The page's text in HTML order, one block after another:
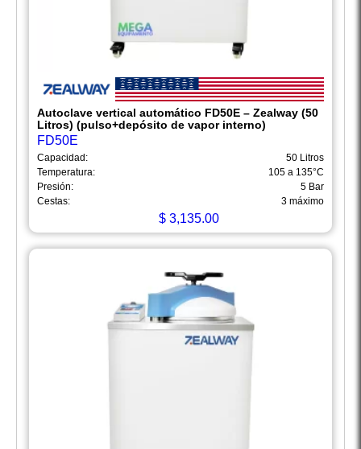
Autoclave vertical automático FD50E – Zealway (50
Litros) (pulso+depósito de vapor interno)
FD50E
Capacidad:
50 Litros
Temperatura:
105 a 135°C
Presión:
5 Bar
Cestas:
3 máximo
$3,135.00